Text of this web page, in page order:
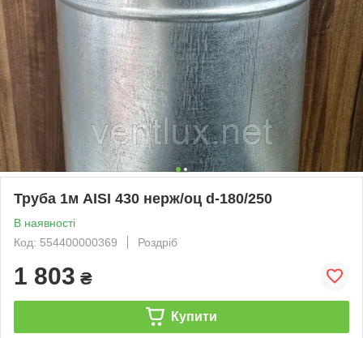
Труба 1м AISI 430 нерж/оц d-180/250
В наявності
Код: 554400000369
Роздріб
1 803 ₴
Купити